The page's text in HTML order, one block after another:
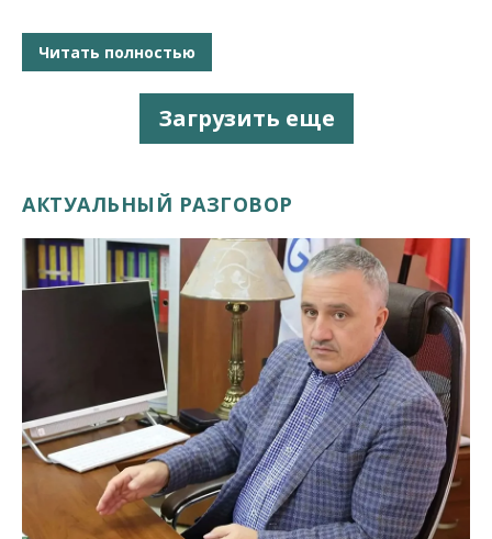
Читать полностью
Загрузить еще
АКТУАЛЬНЫЙ РАЗГОВОР